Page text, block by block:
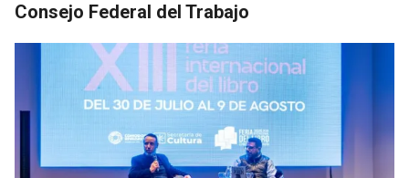
Consejo Federal del Trabajo